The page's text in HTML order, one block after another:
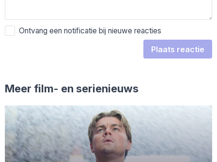
Ontvang een notificatie bij nieuwe reacties
Plaats reactie
Meer film- en serienieuws